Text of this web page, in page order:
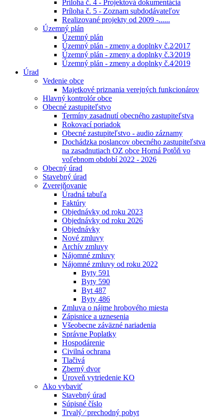
Príloha č. 4 - Projektová dokumentácia
Príloha č. 5 - Zoznam subdodávateľov
Realizované projekty od 2009 -......
Územný plán
Územný plán
Územný plán - zmeny a doplnky č.2⁄2017
Územný plán - zmeny a doplnky č.3⁄2019
Územný plán - zmeny a doplnky č.4⁄2019
Úrad
Vedenie obce
Majetkové priznania verejných funkcionárov
Hlavný kontrolór obce
Obecné zastupiteľstvo
Termíny zasadnutí obecného zastupiteľstva
Rokovací poriadok
Obecné zastupiteľstvo - audio záznamy
Dochádzka poslancov obecného zastupiteľstva
na zasadnutiach OZ obce Horná Potôň vo
voľebnom období 2022 - 2026
Obecný úrad
Stavebný úrad
Zverejňovanie
Úradná tabuľa
Faktúry
Objednávky od roku 2023
Objednávky od roku 2026
Objednávky
Nové zmluvy
Archív zmluvy
Nájomné zmluvy
Nájomné zmluvy od roku 2022
Byty 591
Byty 590
Byt 487
Byty 486
Zmluva o nájme hrobového miesta
Zápisnice a uznesenia
Všeobecne záväzné nariadenia
Správne Poplatky
Hospodárenie
Civilná ochrana
Tlačivá
Zberný dvor
Úroveň vytriedenie KO
Ako vybaviť
Stavebný úrad
Súpisné číslo
Trvalý ⁄ prechodný pobyt